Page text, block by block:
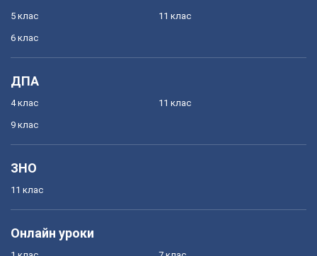
5 клас
6 клас
11 клас
ДПА
4 клас
9 клас
11 клас
ЗНО
11 клас
Онлайн уроки